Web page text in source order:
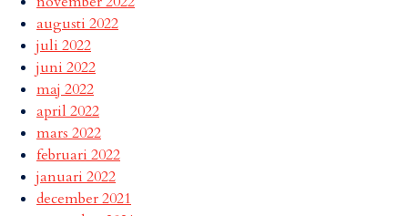
augusti 2022
juli 2022
juni 2022
maj 2022
april 2022
mars 2022
februari 2022
januari 2022
december 2021